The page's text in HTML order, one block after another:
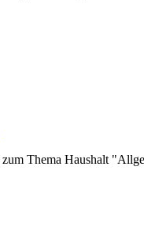
Thema Haushalt